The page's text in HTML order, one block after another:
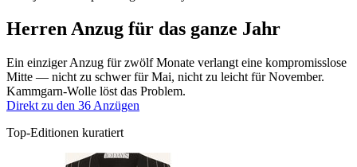
Herren Anzug für das ganze Jahr
Ein einziger Anzug für zwölf Monate verlangt eine kompromisslose
Mitte — nicht zu schwer für Mai, nicht zu leicht für November.
Kammgarn-Wolle löst das Problem.
Direkt zu den 36 Anzügen
Top-Editionen kuratiert